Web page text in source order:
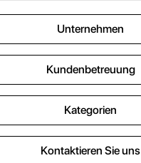
Unternehmen
Kundenbetreuung
Kategorien
Kontaktieren Sie uns